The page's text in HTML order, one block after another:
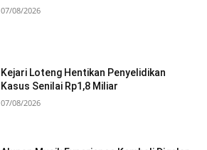
07/08/2026
Kejari Loteng Hentikan Penyelidikan
Kasus Senilai Rp1,8 Miliar
07/08/2026